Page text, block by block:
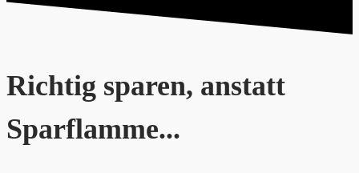
Richtig sparen, anstatt
Sparflamme...